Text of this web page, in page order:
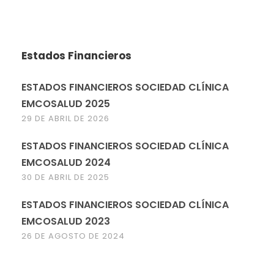
Estados Financieros
ESTADOS FINANCIEROS SOCIEDAD CLÍNICA
EMCOSALUD 2025
29 DE ABRIL DE 2026
ESTADOS FINANCIEROS SOCIEDAD CLÍNICA
EMCOSALUD 2024
30 DE ABRIL DE 2025
ESTADOS FINANCIEROS SOCIEDAD CLÍNICA
EMCOSALUD 2023
26 DE AGOSTO DE 2024